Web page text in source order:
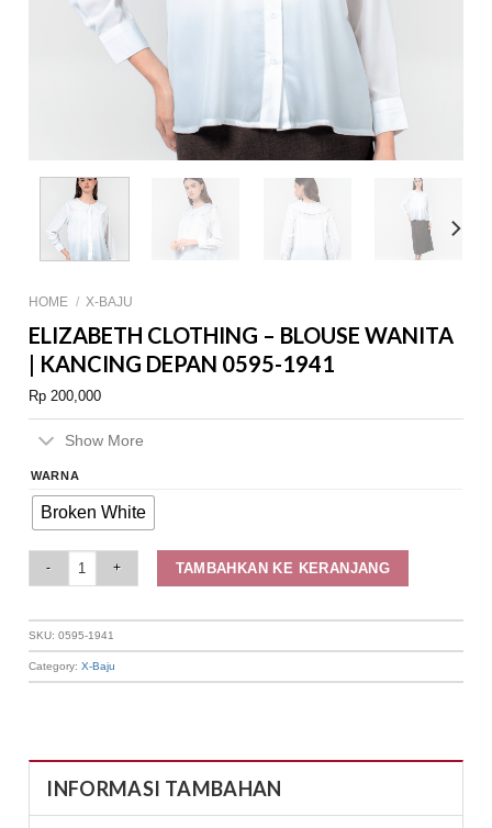
HOME / X-BAJU
ELIZABETH CLOTHING – BLOUSE WANITA
| KANCING DEPAN 0595-1941
Rp 200,000
Show More
WARNA
Broken White
TAMBAHKAN KE KERANJANG
SKU:0595-1941
Category:X-Baju
INFORMASI TAMBAHAN